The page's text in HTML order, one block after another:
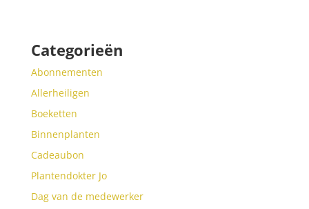
Categorieën
Abonnementen
Allerheiligen
Boeketten
Binnenplanten
Cadeaubon
Plantendokter Jo
Dag van de medewerker